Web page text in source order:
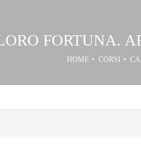
FORTUNA.
HOME CORSI